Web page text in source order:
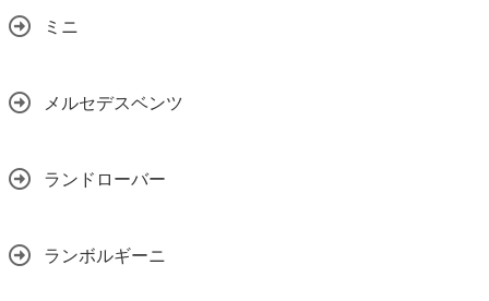
ミニ
メルセデスベンツ
ランドローバー
ランボルギーニ